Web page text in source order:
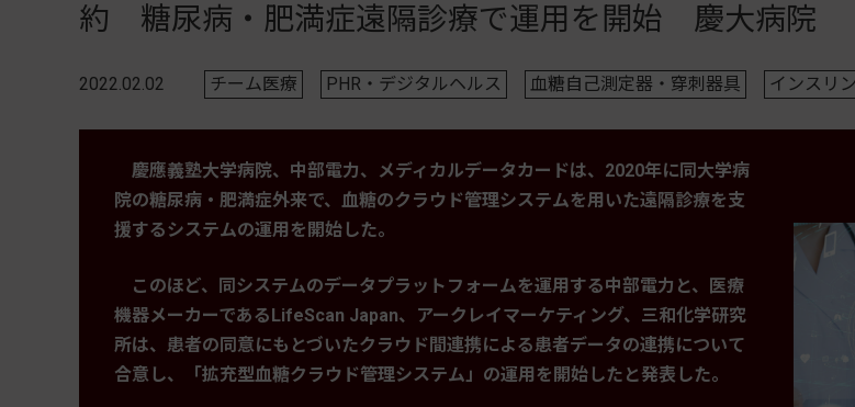
約 糖尿病・肥満症遠隔診療で運用を開始 慶大病院
2022.02.02 チーム医療 PHR・デジタルヘルス 血糖自己測定器・穿刺器具 インスリ
慶應義塾大学病院、中部電力、メディカルデータカードは、2020年に同大学病
院の糖尿病・肥満症外来で、血糖のクラウド管理システムを用いた遠隔診療を支
援するシステムの運用を開始した。
このほど、同システムのデータプラットフォームを運用する中部電力と、医療
機器メーカーであるLifeScan Japan、アークレイマーケティング、三和化学研究
所は、患者の同意にもとづいたクラウド間連携による患者データの連携について
合意し、「拡充型血糖クラウド管理システム」の運用を開始したと発表した。